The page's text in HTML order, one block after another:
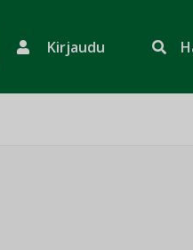
Kirjaudu